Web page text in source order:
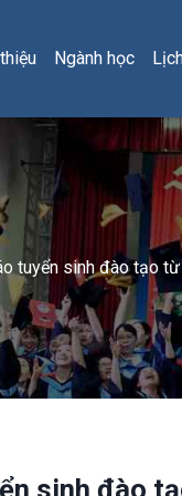
Ngành học
tuyển sinh đào tạo
4)